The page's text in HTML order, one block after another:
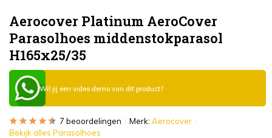
Aerocover Platinum AeroCover
Parasolhoes middenstokparasol
H165x25/35
Wil jij een video demo van dit product?
7 beoordelingen Merk: Aerocover
Bekijk alles Parasolhoes